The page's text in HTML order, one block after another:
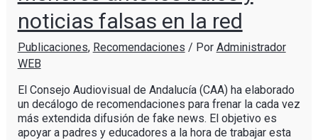
noticias falsas en la red
Publicaciones, Recomendaciones / Por Administrador
WEB
El Consejo Audiovisual de Andalucía (CAA) ha elaborado
un decálogo de recomendaciones para frenar la cada vez
más extendida difusión de fake news. El objetivo es
apoyar a padres y educadores a la hora de trabajar esta